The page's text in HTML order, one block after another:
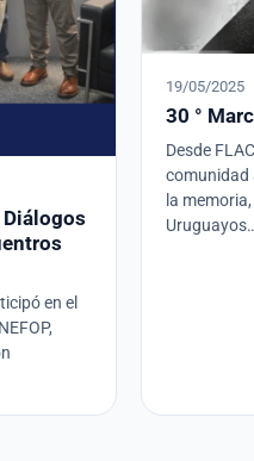
Diálogos
en el
19/05/2025
30 °
Desde
comunidad
la